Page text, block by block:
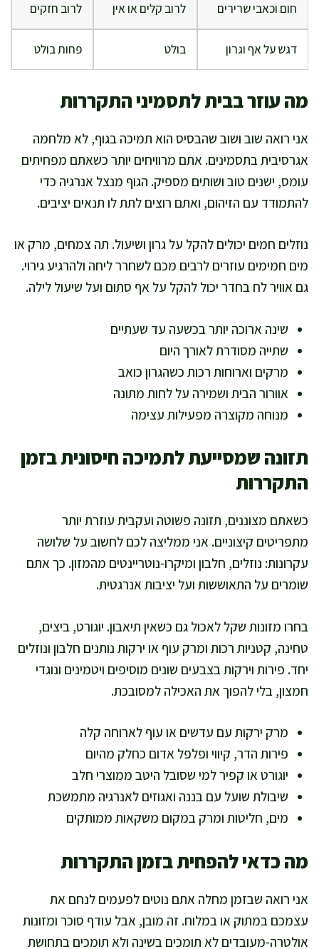
חום וכאבי שרירים לרוב קלים או אין לרוב חזקים
דגש על אף וגרון בולט פחות בולט
מה עוזר בבית לתסמיני התקררות
אני רואה שוב ושוב שהבסיס הוא תמיכה בגוף, לא מלחמה
אגרסיבית בתסמינים. אתם מרוויחים יותר כשאתם מפחיתים
עומס, ישנים טוב ושותים מספיק. הגוף מנצל אנרגיה כדי
להתמודד עם הזיהום, ואתם רוצים לתת לו תנאים יציבים.
נוזלים חמים יכולים להקל על גרון ושיעול. תה צמחים, מרק או
מים חמימים עוזרים לרבים מכם לשחרר ליחה ולהרגיע גירוי.
גם אוויר לח בחדר יכול להקל על אף סתום ועל שיעול לילה.
שינה ארוכה יותר בכשעה עד שעתיים
שתייה מסודרת לאורך היום
מרקים וארוחות רכות כשהגרון כואב
אוורור הבית ושמירה על לחות מתונה
מנוחה מקוצרה מפעילות עצימה
תזונה שמסייעת לתמיכה חיסונית בזמן
התקררות
כשאתם מצוננים, תזונה פשוטה ועקבית עוזרת יותר
מתפריטים קיצוניים. אני ממליצה לכם לחשוב על שלושה
עקרונות: נוזלים, חלבון ומיקרו-נוטריינטים מהמזון. כך אתם
שומרים על התאוששות ועל יציבות אנרגטית.
בחרו מזונות שקל לאכול גם כשאין תיאבון. יוגורט, ביצים,
טחינה, קטניות רכות ומרק עוף או ירקות נותנים חלבון ונוזלים
יחד. פירות וירקות בצבעים שונים מוסיפים ויטמינים ונוגדי
חמצון, בלי להפוך את האכילה למסובכת.
מרק ירקות עם עדשים או עוף לארוחה קלה
פירות הדר, קיווי ופלפל אדום כחלק מהיום
יוגורט או קפיר למי שסובל היטב ממוצרי חלב
שיבולת שועל עם בננה ואגוזים לאנרגיה מתמשכת
מים, חליטות ומרק במקום משקאות ממותקים
מה כדאי להפחית בזמן התקררות
אני רואה שבזמן מחלה אתם נוטים לפעמים לנחם את
עצמכם במתוק או במלוח. זה מובן, אבל עודף סוכר ומזונות
אולטרה-מעובדים לא תומכים בשינה ולא תומכים בתחושת